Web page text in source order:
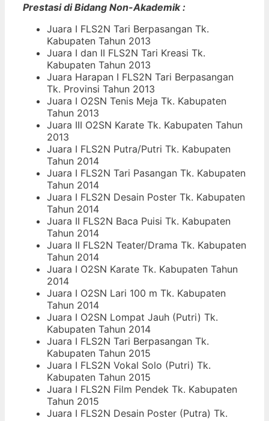
Prestasi di Bidang Non-Akademik :
Juara I FLS2N Tari Berpasangan Tk.
Kabupaten Tahun 2013
Juara I dan II FLS2N Tari Kreasi Tk.
Kabupaten Tahun 2013
Juara Harapan I FLS2N Tari Berpasangan
Tk. Provinsi Tahun 2013
Juara I O2SN Tenis Meja Tk. Kabupaten
Tahun 2013
Juara III O2SN Karate Tk. Kabupaten Tahun
2013
Juara I FLS2N Putra/Putri Tk. Kabupaten
Tahun 2014
Juara I FLS2N Tari Pasangan Tk. Kabupaten
Tahun 2014
Juara I FLS2N Desain Poster Tk. Kabupaten
Tahun 2014
Juara II FLS2N Baca Puisi Tk. Kabupaten
Tahun 2014
Juara II FLS2N Teater/Drama Tk. Kabupaten
Tahun 2014
Juara I O2SN Karate Tk. Kabupaten Tahun
2014
Juara I O2SN Lari 100 m Tk. Kabupaten
Tahun 2014
Juara I O2SN Lompat Jauh (Putri) Tk.
Kabupaten Tahun 2014
Juara I FLS2N Tari Berpasangan Tk.
Kabupaten Tahun 2015
Juara I FLS2N Vokal Solo (Putri) Tk.
Kabupaten Tahun 2015
Juara I FLS2N Film Pendek Tk. Kabupaten
Tahun 2015
Juara I FLS2N Desain Poster (Putra) Tk.